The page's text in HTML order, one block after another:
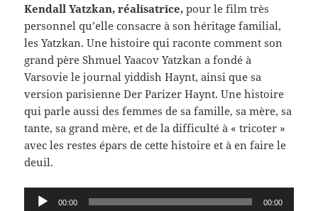
Kendall Yatzkan, réalisatrice, pour le film très
personnel qu’elle consacre à son héritage familial,
les Yatzkan. Une histoire qui raconte comment son
grand père Shmuel Yaacov Yatzkan a fondé à
Varsovie le journal yiddish Haynt, ainsi que sa
version parisienne Der Parizer Haynt. Une histoire
qui parle aussi des femmes de sa famille, sa mère, sa
tante, sa grand mère, et de la difficulté à « tricoter »
avec les restes épars de cette histoire et à en faire le
deuil.
Lecteur 00:00 00:00